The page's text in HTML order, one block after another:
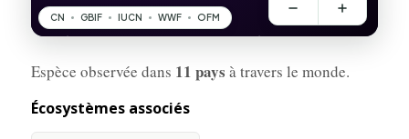
Espèce observée dans 11 pays à travers le monde.
Écosystèmes associés